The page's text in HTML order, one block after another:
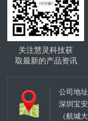
关注慧灵科技获
取最新的产品资讯
公司地
深圳宝
（航城